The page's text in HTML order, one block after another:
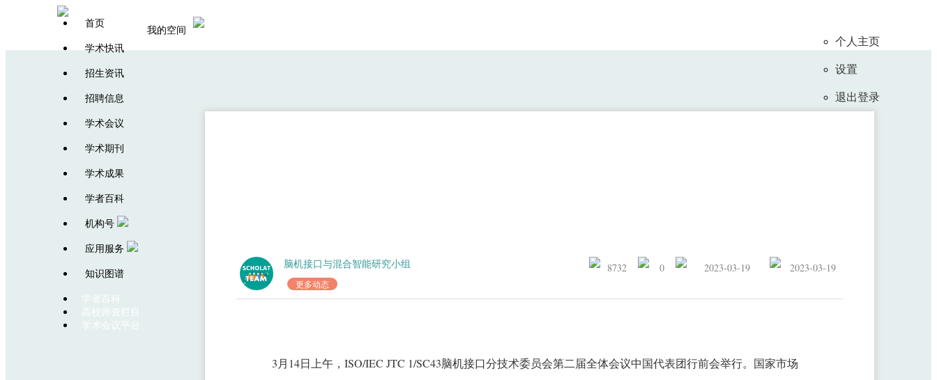
首页
学术快讯
招生资讯
招聘信息
学术会议
学术期刊
学术成果
学者百科
机构号
应用服务
知识图谱
学者百科
高校师资栏目
学术会议平台
我的空间
个人主页
设置
退出登录
脑机接口与混合智能研究小组
更多动态
8732 0 2023-03-19 2023-03-19
3月14日上午，ISO/IEC JTC 1/SC43脑机接口分技术委员会第二届全体会议中国代表团行前会举行。国家市场